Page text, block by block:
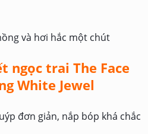
và hơi hắc một chút
ngọc trai The Face
White Jewel
đơn giản, nắp bóp khá chắc